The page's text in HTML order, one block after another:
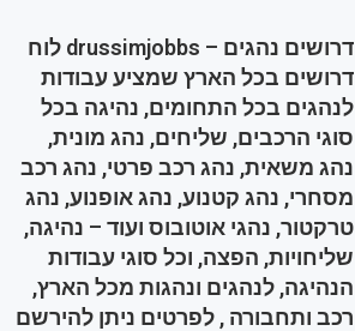
דרושים נהגים – drussimjobbs לוח
דרושים בכל הארץ שמציע עבודות
לנהגים בכל התחומים, נהיגה בכל
סוגי הרכבים, שליחים, נהג מונית,
נהג משאית, נהג רכב פרטי, נהג רכב
מסחרי, נהג קטנוע, נהג אופנוע, נהג
טרקטור, נהגי אוטובוס ועוד – נהיגה,
שליחויות, הפצה, וכל סוגי עבודות
הנהיגה, לנהגים ונהגות מכל הארץ,
רכב ותחבורה , לפרטים ניתן להירשם